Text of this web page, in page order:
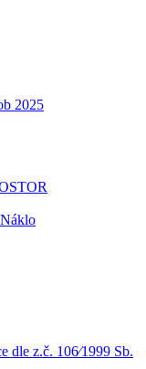
2025
dle z.č. 106⁄1999 Sb.